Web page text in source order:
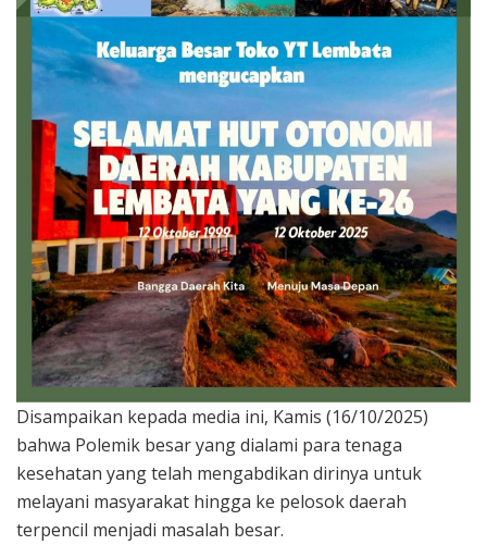
Disampaikan kepada media ini, Kamis (16/10/2025)
bahwa Polemik besar yang dialami para tenaga
kesehatan yang telah mengabdikan dirinya untuk
melayani masyarakat hingga ke pelosok daerah
terpencil menjadi masalah besar.